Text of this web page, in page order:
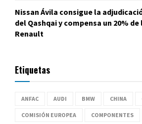
Nissan Ávila consigue la
del Qashqai y compensa un 20%
Renault
Etiquetas
ANFAC AUDI BMW CHINA
COMISIÓN EUROPEA COMPONENTES